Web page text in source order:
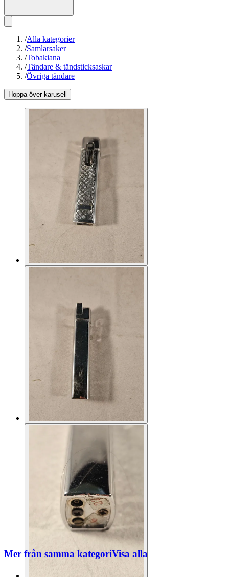
/Alla kategorier
/Samlarsaker
/Tobakiana
/Tändare & tändsticksaskar
/Övriga tändare
Hoppa över karusell
Mer från samma kategoriVisa alla